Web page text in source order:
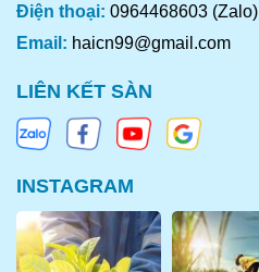
Điện thoại: 0964468603 (Zalo)
Email: haicn99@gmail.com
LIÊN KẾT SÀN
INSTAGRAM